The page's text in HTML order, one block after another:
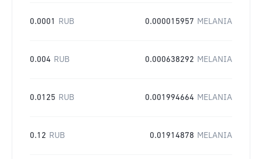
0.0001 RUB 0.000015957 MELANIA
0.004 RUB 0.000638292 MELANIA
0.0125 RUB 0.001994664 MELANIA
0.12 RUB 0.01914878 MELANIA